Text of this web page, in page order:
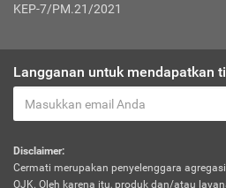
KEP-7/PM.21/2021
Langganan untuk mendapatkan
Disclaimer:
Cermati merupakan penyelenggara
OJK. Oleh karena itu, produk dan/atau